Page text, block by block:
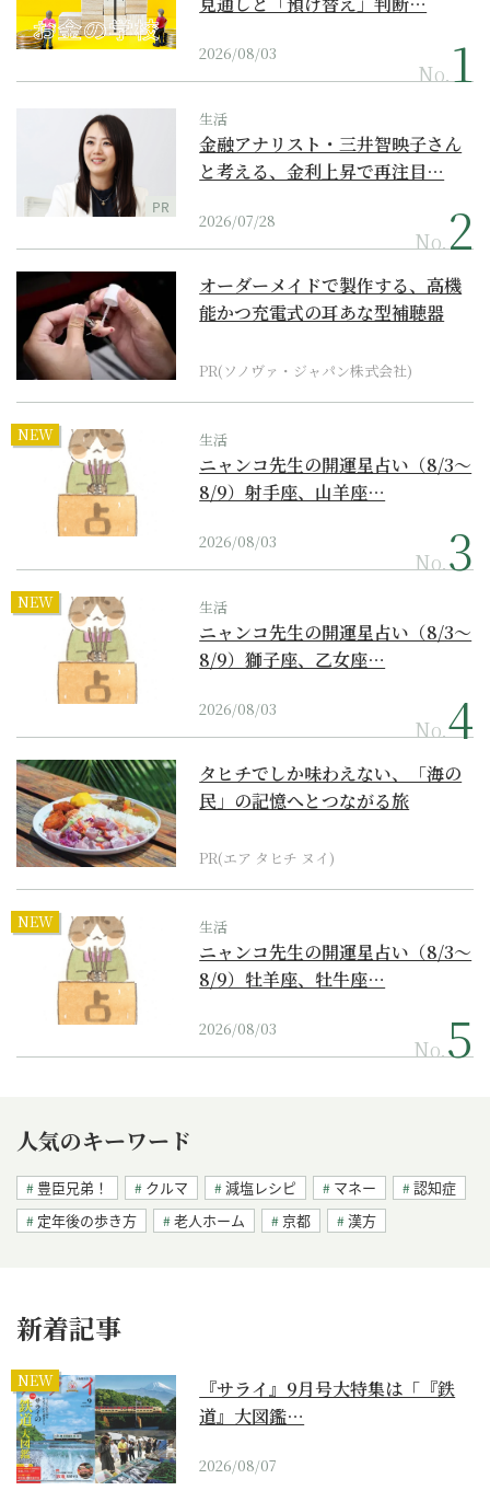
2026/08/03
No.
PR
生活
金融アナリスト・三井智映子さん
と考える、金利上昇で再注目…
2026/07/28
No.
オーダーメイドで製作する、高機
能かつ充電式の耳あな型補聴器
PR(ソノヴァ・ジャパン株式会社)
NEW 生活
ニャンコ先生の開運星占い（8/3～
8/9）射手座、山羊座…
2026/08/03
No.
NEW 生活
ニャンコ先生の開運星占い（8/3～
8/9）獅子座、乙女座…
2026/08/03
No.
タヒチでしか味わえない、「海の
民」の記憶へとつながる旅
PR(エア タヒチ ヌイ)
NEW 生活
ニャンコ先生の開運星占い（8/3～
8/9）牡羊座、牡牛座…
2026/08/03
No.
人気のキーワード
豊臣兄弟！ クルマ 減塩レシピ マネー
認知症
定年後の歩き方
老人ホーム 京都 漢方
新着記事
NEW
『サライ』9月号大特集は「『鉄
道』大図鑑…
2026/08/07